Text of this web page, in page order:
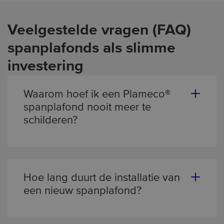
Veelgestelde vragen (FAQ)
spanplafonds als slimme
investering
Waarom hoef ik een Plameco®
spanplafond nooit meer te
schilderen?
vormvast, scheuren niet en verkleuren
niet. Het is een eenmalige investering waarbij
Hoe lang duurt de installatie van
een nieuw spanplafond?